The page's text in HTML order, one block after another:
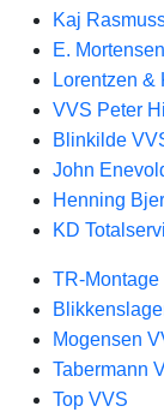
Kaj
E.
Lorentzen &
VVS Peter
Blinkilde
John
Henning
KD
TR-Montage
Mogensen
Tabermann
Top VVS